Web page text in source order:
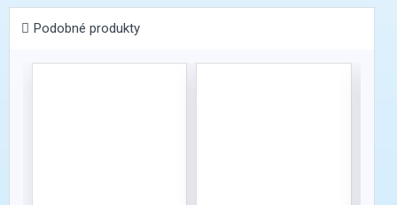
Podobné produkty